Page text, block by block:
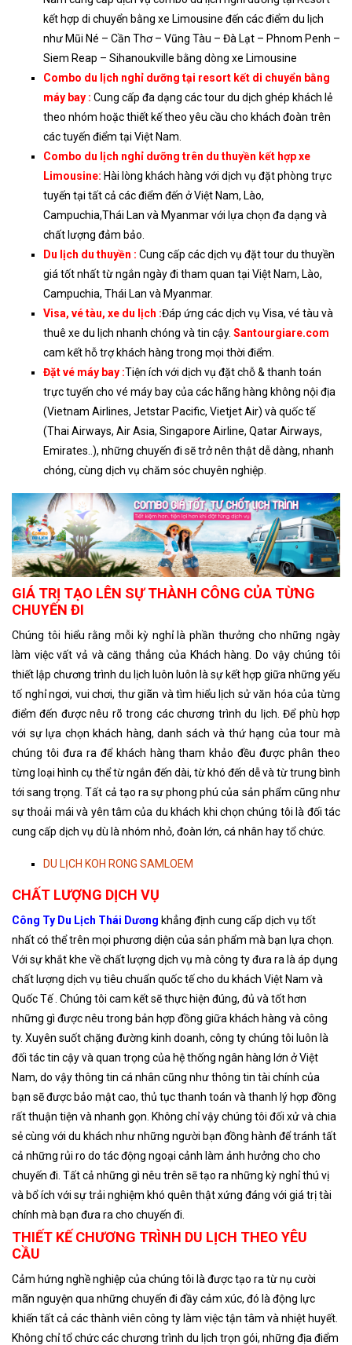
kết hợp di chuyển bằng xe Limousine đến các điểm du lịch
như Mũi Né – Cần Thơ – Vũng Tàu – Đà Lạt – Phnom Penh –
Siem Reap – Sihanoukville bằng dòng xe Limousine
Combo du lịch nghỉ dưỡng tại resort kết di chuyển bằng
máy bay : Cung cấp đa dạng các tour du dịch ghép khách lẻ
theo nhóm hoặc thiết kế theo yêu cầu cho khách đoàn trên
các tuyến điểm tại Việt Nam.
Combo du lịch nghỉ dưỡng trên du thuyền kết hợp xe
Limousine: Hài lòng khách hàng với dịch vụ đặt phòng trực
tuyến tại tất cả các điểm đến ở Việt Nam, Lào,
Campuchia,Thái Lan và Myanmar với lựa chọn đa dạng và
chất lượng đảm bảo.
Du lịch du thuyền : Cung cấp các dịch vụ đặt tour du thuyền
giá tốt nhất từ ngắn ngày đi tham quan tại Việt Nam, Lào,
Campuchia, Thái Lan và Myanmar.
Visa, vé tàu, xe du lịch :Đáp ứng các dịch vụ Visa, vé tàu và
thuê xe du lịch nhanh chóng và tin cậy. Santourgiare.com
cam kết hỗ trợ khách hàng trong mọi thời điểm.
Đặt vé máy bay :Tiện ích với dịch vụ đặt chỗ & thanh toán
trực tuyến cho vé máy bay của các hãng hàng không nội địa
(Vietnam Airlines, Jetstar Pacific, Vietjet Air) và quốc tế
(Thai Airways, Air Asia, Singapore Airline, Qatar Airways,
Emirates..), những chuyến đi sẽ trở nên thật dễ dàng, nhanh
chóng, cùng dịch vụ chăm sóc chuyên nghiệp.
GIÁ TRỊ TẠO LÊN SỰ THÀNH CÔNG CỦA TỪNG
CHUYẾN ĐI
Chúng tôi hiểu rằng mỗi kỳ nghỉ là phần thưởng cho những ngày
làm việc vất vả và căng thẳng của Khách hàng. Do vậy chúng tôi
thiết lập chương trình du lịch luôn luôn là sự kết hợp giữa những yếu
tố nghỉ ngơi, vui chơi, thư giãn và tìm hiểu lịch sử văn hóa của từng
điểm đến được nêu rõ trong các chương trình du lịch. Để phù hợp
với sự lựa chọn khách hàng, danh sách và thứ hạng của tour mà
chúng tôi đưa ra để khách hàng tham khảo đều được phân theo
từng loại hình cụ thể từ ngắn đến dài, từ khó đến dễ và từ trung bình
tới sang trọng. Tất cả tạo ra sự phong phú của sản phẩm cũng như
sự thoải mái và yên tâm của du khách khi chọn chúng tôi là đối tác
cung cấp dịch vụ dù là nhóm nhỏ, đoàn lớn, cá nhân hay tổ chức.
DU LỊCH KOH RONG SAMLOEM
CHẤT LƯỢNG DỊCH VỤ
Công Ty Du Lịch Thái Dương khẳng định cung cấp dịch vụ tốt
nhất có thể trên mọi phương diện của sản phẩm mà bạn lựa chọn.
Với sự khắt khe về chất lượng dịch vụ mà công ty đưa ra là áp dụng
chất lượng dịch vụ tiêu chuẩn quốc tế cho du khách Việt Nam và
Quốc Tế . Chúng tôi cam kết sẽ thực hiện đúng, đủ và tốt hơn
những gì được nêu trong bản hợp đồng giữa khách hàng và công
ty. Xuyên suốt chặng đường kinh doanh, công ty chúng tôi luôn là
đối tác tin cậy và quan trọng của hệ thống ngân hàng lớn ở Việt
Nam, do vậy thông tin cá nhân cũng như thông tin tài chính của
bạn sẽ được bảo mật cao, thủ tục thanh toán và thanh lý hợp đồng
rất thuận tiện và nhanh gọn. Không chỉ vậy chúng tôi đối xử và chia
sẻ cùng với du khách như những người bạn đồng hành để tránh tất
cả những rủi ro do tác động ngoại cảnh làm ảnh hưởng cho cho
chuyến đi. Tất cả những gì nêu trên sẽ tạo ra những kỳ nghỉ thú vị
và bổ ích với sự trải nghiệm khó quên thật xứng đáng với giá trị tài
chính mà bạn đưa ra cho chuyến đi.
THIẾT KẾ CHƯƠNG TRÌNH DU LỊCH THEO YÊU
CẦU
Cảm hứng nghề nghiệp của chúng tôi là được tạo ra từ nụ cười
mãn nguyện qua những chuyến đi đầy cảm xúc, đó là động lực
khiến tất cả các thành viên công ty làm việc tận tâm và nhiệt huyết.
Không chỉ tổ chức các chương trình du lịch trọn gói, những địa điểm